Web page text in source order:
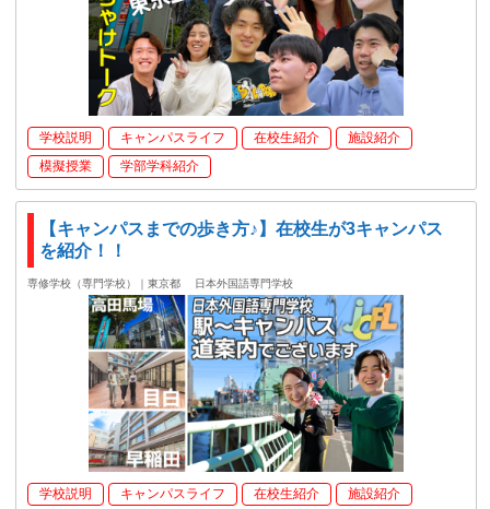
学校説明 キャンパスライフ 在校生紹介
施設紹介
模擬授業
学部学科紹介
【キャンパスまでの歩き方♪】在校生が3キャンパス
を紹介！！
専修学校（専門学校）｜東京都 日本外国語専門学校
学校説明 キャンパスライフ 在校生紹介
施設紹介